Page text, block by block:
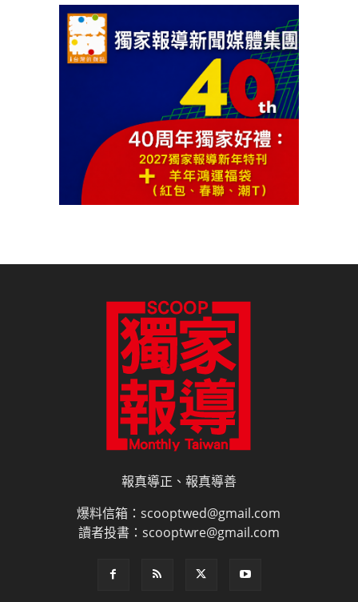
報真導正、報真導善
爆料信箱：scooptwed@gmail.com
讀者投書：scooptwre@gmail.com